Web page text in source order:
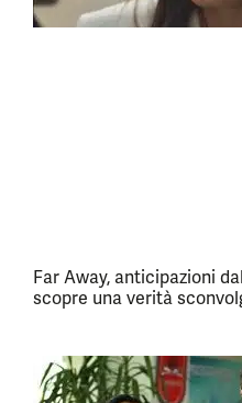
Far Away, anticipazioni
scopre una verità